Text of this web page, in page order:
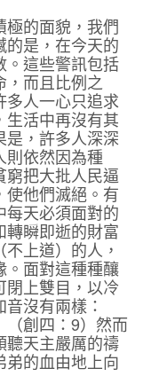
的面貌，我們
的是，在今天的
。這些警訊包括
，而且比例之
多人一心只追求
活中再沒有其
，許多人深深
則依然因為種
把大批人民逼
使他們滅絕。有
每天必須面對的
轉瞬即逝的財富
上道）的人，
。面對這種種釀
閉上雙目，以冷
沒有兩樣：
（創四：9）然而
聽天主嚴厲的禱
弟的血由地上向